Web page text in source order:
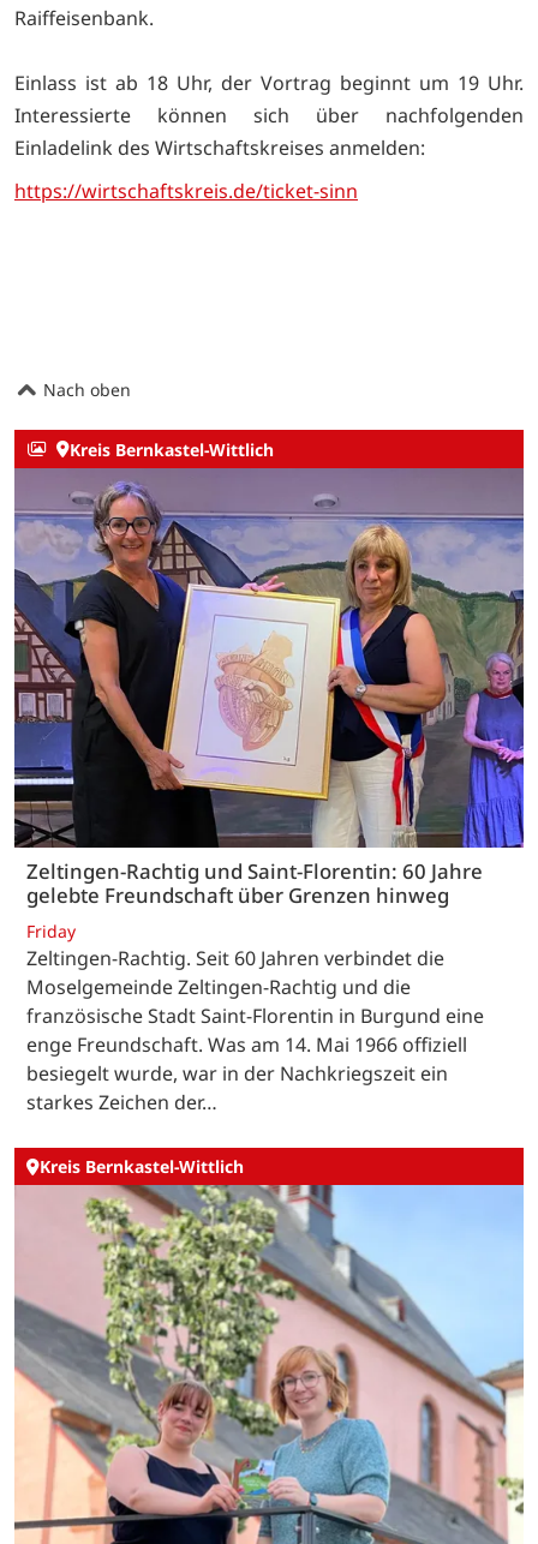
Raiffeisenbank.
Einlass ist ab 18 Uhr, der Vortrag beginnt um 19 Uhr.
Interessierte können sich über nachfolgenden
Einladelink des Wirtschaftskreises anmelden:
https://wirtschaftskreis.de/ticket-sinn
Nach oben
Kreis Bernkastel-Wittlich
Zeltingen-Rachtig und Saint-Florentin: 60 Jahre
gelebte Freundschaft über Grenzen hinweg
Friday
Zeltingen-Rachtig. Seit 60 Jahren verbindet die
Moselgemeinde Zeltingen-Rachtig und die
französische Stadt Saint-Florentin in Burgund eine
enge Freundschaft. Was am 14. Mai 1966 offiziell
besiegelt wurde, war in der Nachkriegszeit ein
starkes Zeichen der…
Kreis Bernkastel-Wittlich